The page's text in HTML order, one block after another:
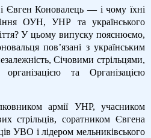
Євген Коновалець — і чому їхні
ОУН, УНР та українського
У цьому випуску пояснюємо,
пов’язані з українським
Січовими стрільцями,
та Організацією
армії УНР, учасником
стрільців, соратником Євгена
УВО і лідером мельниківського